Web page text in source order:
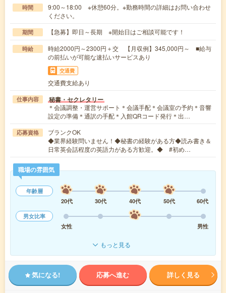
時間
9:00～18:00 ※休憩60分。※勤務時間の詳細はお問い合わせ
ください。
期間 【急募】即日～長期 ※開始日はご相談可能です！
時給
時給2000円～2300円＋交 【月収例】345,000円～ ■給与
の前払いが可能な速払いサービスあり
交通費
交通費支給あり
仕事内容 秘書・セクレタリー
＊会議調整・運営サポート＊会議手配＊会議室の予約＊音響
設定の準備＊通訳の手配＊入館QRコード発行＊出…
応募資格
ブランクOK
◆業界経験問いません！◆秘書の経験がある方◆読み書き＆
日常英会話程度の英語力がある方歓迎。◆ #初め…
職場の雰囲気
年齢層
20代
30代 40代 50代
60代
男女比率
女性
男性
もっと見る
気になる! 応募へ進む 詳しく見る